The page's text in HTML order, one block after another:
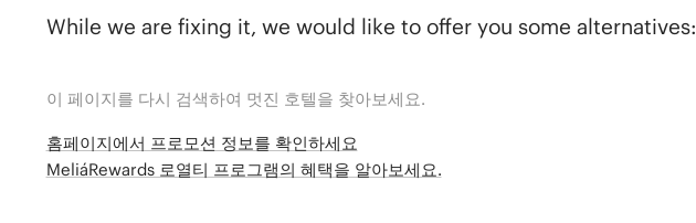
While we are fixing it, we would like to offer you some alternatives:
이 페이지를 다시 검색하여 멋진 호텔을 찾아보세요.
홈페이지에서 프로모션 정보를 확인하세요
MeliáRewards 로열티 프로그램의 혜택을 알아보세요.